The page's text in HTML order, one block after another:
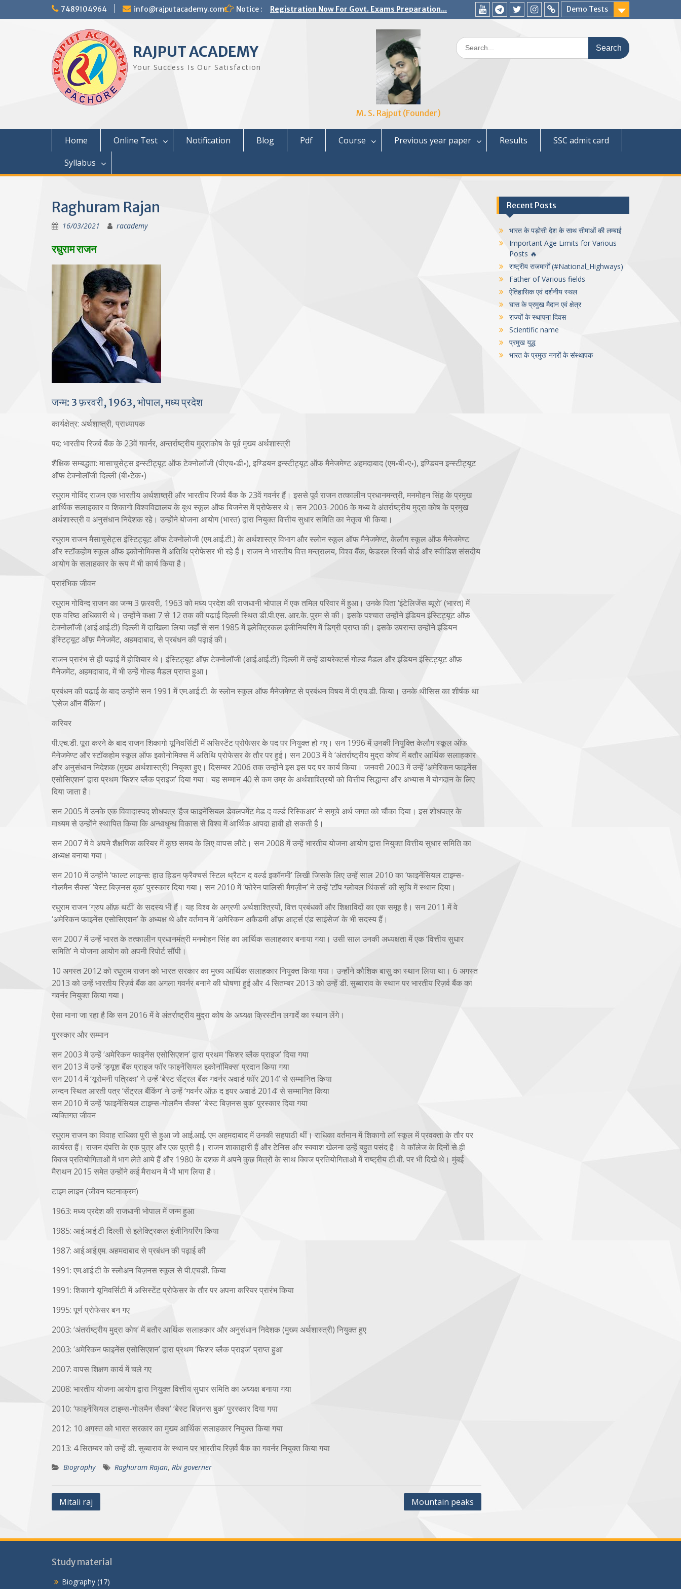
7489104964 info@rajputacademy.com Notice : Registration Now For Govt. Exams Preparation...
Demo Tests
YouTubeTelegram
TwitterInstagram
WhatsApp
RAJPUT ACADEMY
Your Success Is Our Satisfaction
Search
for:
M. S. Rajput (Founder)
Home Online Test Notification Blog Pdf Course Previous year paper Results
SSC admit card
Syllabus
Raghuram Rajan
16/03/2021 racademy
रघुराम राजन
जन्म: 3 फ़रवरी, 1963, भोपाल, मध्य प्रदेश
कार्यक्षेत्र: अर्थशाष्त्री, प्राध्यापक
पद: भारतीय रिजर्व बैंक के 23वें गवर्नर, अन्तर्राष्ट्रीय मुद्राकोष के पूर्व मुख्य अर्थशास्त्री
शैक्षिक सम्बद्धता: मासाचुसेट्स इन्स्टीट्यूट ऑफ टेक्नोलॉजी (पीएच॰डी॰), इण्डियन इन्स्टीट्यूट ऑफ मैनेजमेण्ट अहमदाबाद (एम॰बी॰ए॰), इण्डियन इन्स्टीट्यूट
ऑफ टेक्नोलॉजी दिल्ली (बी॰टेक॰)
रघुराम गोविंद राजन एक भारतीय अर्थशाष्त्री और भारतीय रिजर्व बैंक के 23वें गवर्नर हैं। इससे पूर्व राजन तत्कालीन प्रधानमन्त्री, मनमोहन सिंह के प्रमुख
आर्थिक सलाहकार व शिकागो विश्वविद्यालय के बूथ स्कूल ऑफ बिजनेस में प्रोफेसर थे। सन 2003-2006 के मध्य वे अंतर्राष्ट्रीय मुद्रा कोष के प्रमुख
अर्थशास्त्री व अनुसंधान निदेशक रहे। उन्होंने योजना आयोग (भारत) द्वारा नियुक्त वित्तीय सुधार समिति का नेतृत्व भी किया।
रघुराम राजन मैसाचुसेट्स इंस्टिट्यूट ऑफ टेक्नोलोजी (एम.आई.टी.) के अर्थशास्त्र विभाग और स्लोन स्कूल ऑफ मैनेजमेण्ट, केलौग स्कूल ऑफ मैनेजमेण्ट
और स्टॉकहोम स्कूल ऑफ इकोनोमिक्स में अतिथि प्रोफेसर भी रहे हैं। राजन ने भारतीय वित्त मन्त्रालय, विश्व बैंक, फेडरल रिजर्व बोर्ड और स्वीडिश संसदीय
आयोग के सलाहकार के रूप में भी कार्य किया है।
प्रारंभिक जीवन
रघुराम गोविन्द राजन का जन्म 3 फ़रवरी, 1963 को मध्य प्रदेश की राजधानी भोपाल में एक तमिल परिवार में हुआ। उनके पिता ‘इंटेलिजेंस ब्यूरो’ (भारत) में
एक वरिष्ठ अधिकारी थे। उन्होंने कक्षा 7 से 12 तक की पढ़ाई दिल्ली स्थित डी.पी.एस. आर.के. पुरम से की। इसके पश्चात उन्होंने इंडियन इंस्टिट्यूट ऑफ़
टेक्नोलॉजी (आई.आई.टी) दिल्ली में दाखिला लिया जहाँ से सन 1985 में इलेक्ट्रिकल इंजीनियरिंग में डिग्री प्राप्त की। इसके उपरान्त उन्होंने इंडियन
इंस्टिट्यूट ऑफ़ मैनेजमेंट, अहमदाबाद, से प्रबंधन की पढ़ाई की।
राजन प्रारंभ से ही पढ़ाई में होशियार थे। इंस्टिट्यूट ऑफ़ टेक्नोलॉजी (आई.आई.टी) दिल्ली में उन्हें डायरेक्टर्स गोल्ड मैडल और इंडियन इंस्टिट्यूट ऑफ़
मैनेजमेंट, अहमदाबाद, में भी उन्हें गोल्ड मैडल प्राप्त हुआ।
प्रबंधन की पढ़ाई के बाद उन्होंने सन 1991 में एम.आई.टी. के स्लोन स्कूल ऑफ मैनेजमेण्ट से प्रबंधन विषय में पी.एच.डी. किया। उनके थीसिस का शीर्षक था
‘एसेज ऑन बैंकिंग’।
करियर
पी.एच.डी. पूरा करने के बाद राजन शिकागो यूनिवर्सिटी में असिस्टेंट प्रोफेसर के पद पर नियुक्त हो गए। सन 1996 में उनकी नियुक्ति केलौग स्कूल ऑफ
मैनेजमेण्ट और स्टॉकहोम स्कूल ऑफ इकोनोमिक्स में अतिथि प्रोफेसर के तौर पर हुई। सन 2003 में वे ‘अंतर्राष्ट्रीय मुद्रा कोष’ में बतौर आर्थिक सलाहकार
और अनुसंधान निदेशक (मुख्य अर्थशास्त्री) नियुक्त हुए। दिसम्बर 2006 तक उन्होंने इस इस पद पर कार्य किया। जनवरी 2003 में उन्हें ‘अमेरिकन फाइनेंस
एसोसिएशन’ द्वारा प्रथम ‘फिशर ब्लैक प्राइज’ दिया गया। यह सम्मान 40 से कम उम्र के अर्थशाश्त्रियों को वित्तीय सिद्धान्त और अभ्यास में योगदान के लिए
दिया जाता है।
सन 2005 में उनके एक विवादास्पद शोधपत्र ‘हैज फाइनेंसियल डेवलपमेंट मेड द वर्ल्ड रिस्किअर’ ने समूचे अर्थ जगत को चौंका दिया। इस शोधपत्र के
माध्यम से उन्होंने स्थापित किया कि अन्धाधुन्ध विकास से विश्व में आर्थिक आपदा हावी हो सकती है।
सन 2007 में वे अपने शैक्षणिक करियर में कुछ समय के लिए वापस लौटे। सन 2008 में उन्हें भारतीय योजना आयोग द्वारा नियुक्त वित्तीय सुधार समिति का
अध्यक्ष बनाया गया।
सन 2010 में उन्होंने ‘फाल्ट लाइन्स: हाउ हिडन फ्रैक्चर्स स्टिल थ्रैटन द वर्ल्ड इकॉनमी’ लिखी जिसके लिए उन्हें साल 2010 का ‘फाइनेंसियल टाइम्स-
गोलमैन सैक्स’ ‘बेस्ट बिज़नस बुक’ पुरस्कार दिया गया। सन 2010 में ‘फोरेन पालिसी मैगज़ीन’ ने उन्हें ‘टॉप ग्लोबल थिंकर्स’ की सूचि में स्थान दिया।
रघुराम राजन ‘ग्रुप ऑफ़ थर्टी’ के सदस्य भी हैं। यह विश्व के अग्रणी अर्थशाश्त्रियों, वित्त प्रबंधकों और शिक्षाविदों का एक समूह है। सन 2011 में वे
‘अमेरिकन फाइनेंस एसोसिएशन’ के अध्यक्ष थे और वर्तमान में ‘अमेरिकन अकैडमी ऑफ़ आर्ट्स एंड साइंसेज’ के भी सदस्य हैं।
सन 2007 में उन्हें भारत के तत्कालीन प्रधानमंत्री मनमोहन सिंह का आर्थिक सलाहकार बनाया गया। उसी साल उनकी अध्यक्षता में एक ‘वित्तीय सुधार
समिति’ ने योजना आयोग को अपनी रिपोर्ट सौंपी।
10 अगस्त 2012 को रघुराम राजन को भारत सरकार का मुख्य आर्थिक सलाहकार नियुक्त किया गया। उन्होंने कौशिक बासु का स्थान लिया था। 6 अगस्त
2013 को उन्हें भारतीय रिज़र्व बैंक का अगला गवर्नर बनाने की घोषणा हुई और 4 सितम्बर 2013 को उन्हें डी. सुब्बाराव के स्थान पर भारतीय रिज़र्व बैंक का
गवर्नर नियुक्त किया गया।
ऐसा माना जा रहा है कि सन 2016 में वे अंतर्राष्ट्रीय मुद्रा कोष के अध्यक्ष क्रिस्टीन लगार्दे का स्थान लेंगे।
पुरस्कार और सम्मान
सन 2003 में उन्हें ‘अमेरिकन फाइनेंस एसोसिएशन’ द्वारा प्रथम ‘फिशर ब्लैक प्राइज’ दिया गया
सन 2013 में उन्हें ‘ड्यूश बैंक प्राइज फॉर फाइनेंसियल इकोनॉमिक्स’ प्रदान किया गया
सन 2014 में ‘यूरोमनी पत्रिका’ ने उन्हें ‘बेस्ट सेंट्रल बैंक गवर्नर अवार्ड फॉर 2014’ से सम्मानित किया
लन्दन स्थित आरती पत्र ‘सेंट्रल बैंकिंग’ ने उन्हें ‘गवर्नर ऑफ़ द इयर अवार्ड 2014’ से सम्मानित किया
सन 2010 में उन्हें ‘फाइनेंसियल टाइम्स-गोलमैन सैक्स’ ‘बेस्ट बिज़नस बुक’ पुरस्कार दिया गया
व्यक्तिगत जीवन
रघुराम राजन का विवाह राधिका पुरी से हुआ जो आई.आई. एम अहमदाबाद में उनकी सहपाठी थीं। राधिका वर्तमान में शिकागो लॉ स्कूल में प्रवक्ता के तौर पर
कार्यरत हैं। राजन दंपत्ति के एक पुत्र और एक पुत्री है। राजन शाकाहारी हैं और टेनिस और स्क्वाश खेलना उन्हें बहुत पसंद है। वे कॉलेज के दिनों से ही
क्विज प्रतियोगिताओं में भाग लेते आये हैं और 1980 के दशक में अपने कुछ मित्रों के साथ क्विज प्रतियोगिताओं में राष्ट्रीय टी.वी. पर भी दिखे थे। मुंबई
मैराथन 2015 समेत उन्होंने कई मैराथन में भी भाग लिया है।
टाइम लाइन (जीवन घटनाक्रम)
1963: मध्य प्रदेश की राजधानी भोपाल में जन्म हुआ
1985: आई.आई.टी दिल्ली से इलेक्ट्रिकल इंजीनियरिंग किया
1987: आई.आई.एम. अहमदाबाद से प्रबंधन की पढ़ाई की
1991: एम.आई.टी के स्लोअन बिज़नस स्कूल से पी.एचडी. किया
1991: शिकागो यूनिवर्सिटी में असिस्टेंट प्रोफेसर के तौर पर अपना करियर प्रारंभ किया
1995: पूर्ण प्रोफेसर बन गए
2003: ‘अंतर्राष्ट्रीय मुद्रा कोष’ में बतौर आर्थिक सलाहकार और अनुसंधान निदेशक (मुख्य अर्थशास्त्री) नियुक्त हुए
2003: ‘अमेरिकन फाइनेंस एसोसिएशन’ द्वारा प्रथम ‘फिशर ब्लैक प्राइज’ प्राप्त हुआ
2007: वापस शिक्षण कार्य में चले गए
2008: भारतीय योजना आयोग द्वारा नियुक्त वित्तीय सुधार समिति का अध्यक्ष बनाया गया
2010: ‘फाइनेंसियल टाइम्स-गोलमैन सैक्स’ ‘बेस्ट बिज़नस बुक’ पुरस्कार दिया गया
2012: 10 अगस्त को भारत सरकार का मुख्य आर्थिक सलाहकार नियुक्त किया गया
2013: 4 सितम्बर को उन्हें डी. सुब्बाराव के स्थान पर भारतीय रिज़र्व बैंक का गवर्नर नियुक्त किया गया
Biography Raghuram Rajan, Rbi governer
Post
Mitali raj Mountain peaks
Recent Posts
भारत के पड़ोसी देश के साथ सीमाओं की लम्बाई
Important Age Limits for Various
Posts 🔥
राष्ट्रीय राजमार्गों (#National_Highways)
Father of Various fields
ऐतिहासिक एवं दर्शनीय स्थल
घास के प्रमुख मैदान एवं क्षेत्र
राज्यों के स्थापना दिवस
Scientific name
प्रमुख युद्ध
भारत के प्रमुख नगरों के संस्थापक
Study material
Biography (17)